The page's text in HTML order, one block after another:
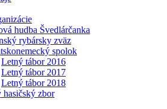
hudba Švedlárčanka
rybársky zväz
spolok
Letný tábor 2016
Letný tábor 2017
Letný tábor 2018
zbor